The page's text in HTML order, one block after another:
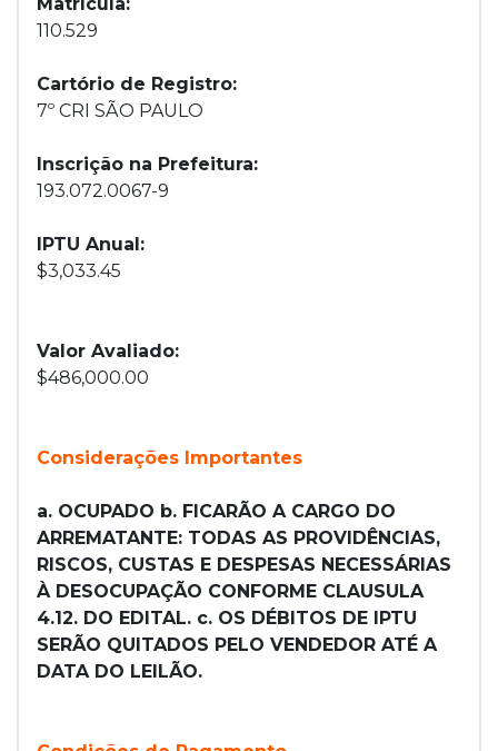
110.529
Cartório de Registro:
7º CRI SÃO PAULO
Inscrição na Prefeitura:
193.072.0067-9
IPTU Anual:
$3,033.45
Valor Avaliado:
$486,000.00
Considerações Importantes
a. OCUPADO b. FICARÃO A CARGO DO
ARREMATANTE: TODAS AS PROVIDÊNCIAS,
RISCOS, CUSTAS E DESPESAS NECESSÁRIAS
À DESOCUPAÇÃO CONFORME CLAUSULA
4.12. DO EDITAL. c. OS DÉBITOS DE IPTU
SERÃO QUITADOS PELO VENDEDOR ATÉ A
DATA DO LEILÃO.